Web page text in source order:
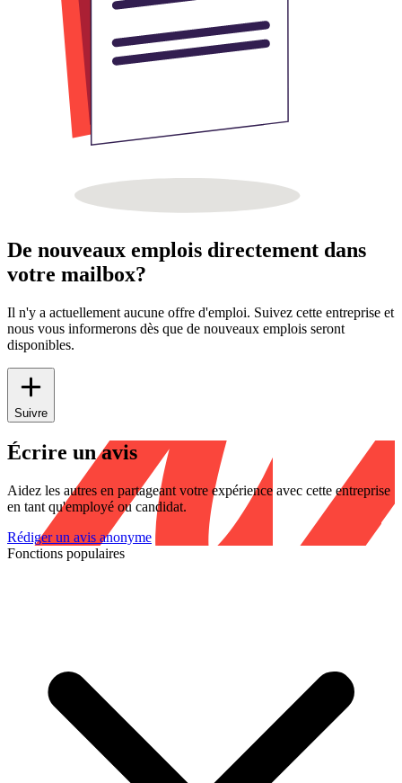
De nouveaux emplois directement dans
votre mailbox?
Il n'y a actuellement aucune offre d'emploi. Suivez cette entreprise et
nous vous informerons dès que de nouveaux emplois seront
disponibles.
Suivre
Écrire un avis
Aidez les autres en partageant votre expérience avec cette entreprise
en tant qu'employé ou candidat.
Rédiger un avis anonyme
Fonctions populaires